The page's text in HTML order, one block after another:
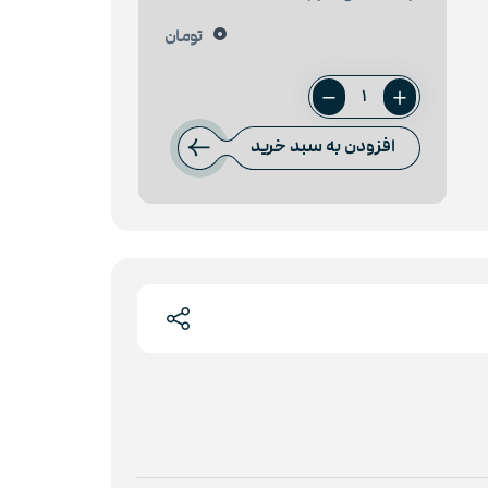
0 تومان
ورق
سیاه
12
افزودن به سبد خرید